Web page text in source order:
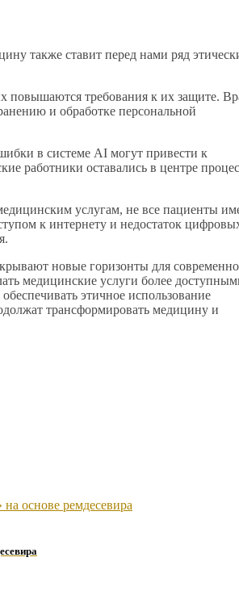
также ставит перед нами ряд
повышаются требования к их защите.
и обработке персональной
в системе AI могут привести к
работники оставались в центре
услугам, не все пациенты
к интернету и недостаток
новые горизонты для
медицинские услуги более
этичное использование
трансформировать медицину и